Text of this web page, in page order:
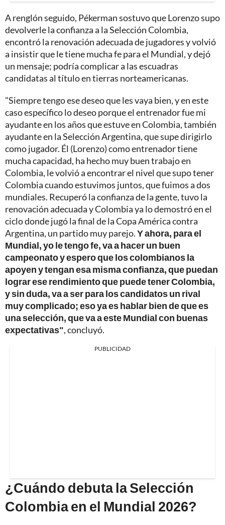
A renglón seguido, Pékerman sostuvo que Lorenzo supo
devolverle la confianza a la Selección Colombia,
encontró la renovación adecuada de jugadores y volvió
a insistir que le tiene mucha fe para el Mundial, y dejó
un mensaje; podría complicar a las escuadras
candidatas al título en tierras norteamericanas.
"Siempre tengo ese deseo que les vaya bien, y en este
caso específico lo deseo porque el entrenador fue mi
ayudante en los años que estuve en Colombia, también
ayudante en la Selección Argentina, que supe dirigirlo
como jugador. Él (Lorenzo) como entrenador tiene
mucha capacidad, ha hecho muy buen trabajo en
Colombia, le volvió a encontrar el nivel que supo tener
Colombia cuando estuvimos juntos, que fuimos a dos
mundiales. Recuperó la confianza de la gente, tuvo la
renovación adecuada y Colombia ya lo demostró en el
ciclo donde jugó la final de la Copa América contra
Argentina, un partido muy parejo.Y ahora, para el
Mundial, yo le tengo fe, va a hacer un buen
campeonato y espero que los colombianos la
apoyen y tengan esa misma confianza, que puedan
lograr ese rendimiento que puede tener Colombia,
y sin duda, va a ser para los candidatos un rival
muy complicado; eso ya es hablar bien de que es
una selección, que va a este Mundial con buenas
expectativas", concluyó.
PUBLICIDAD
¿Cuándo debuta la Selección
Colombia en el Mundial 2026?